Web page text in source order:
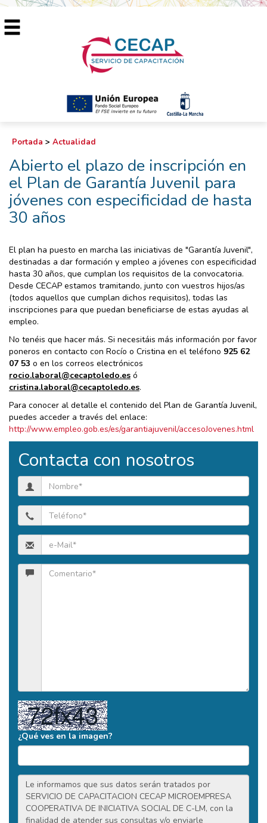
Portada > Actualidad
Abierto el plazo de inscripción en
el Plan de Garantía Juvenil para
jóvenes con especificidad de hasta
30 años
El plan ha puesto en marcha las iniciativas de "Garantía Juvenil",
destinadas a dar formación y empleo a jóvenes con especificidad
hasta 30 años, que cumplan los requisitos de la convocatoria.
Desde CECAP estamos tramitando, junto con vuestros hijos/as
(todos aquellos que cumplan dichos requisitos), todas las
inscripciones para que puedan beneficiarse de estas ayudas al
empleo.
No tenéis que hacer más. Si necesitáis más información por favor
poneros en contacto con Rocío o Cristina en el teléfono 925 62
07 53 o en los correos electrónicos
rocio.laboral@cecaptoledo.es ó
cristina.laboral@cecaptoledo.es.
Para conocer al detalle el contenido del Plan de Garantía Juvenil,
puedes acceder a través del enlace:
http://www.empleo.gob.es/es/garantiajuvenil/accesoJovenes.html
Contacta con nosotros
¿Qué ves en la imagen?